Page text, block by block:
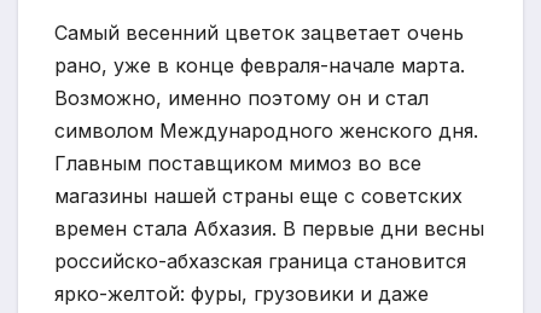
Самый весенний цветок зацветает очень
рано, уже в конце февраля-начале марта.
Возможно, именно поэтому он и стал
символом Международного женского дня.
Главным поставщиком мимоз во все
магазины нашей страны еще с советских
времен стала Абхазия. В первые дни весны
российско-абхазская граница становится
ярко-желтой: фуры, грузовики и даже